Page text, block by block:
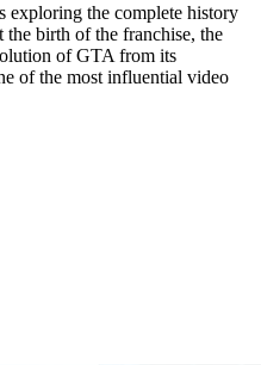
exploring the complete history
birth of the franchise, the
of GTA from its
of the most influential video